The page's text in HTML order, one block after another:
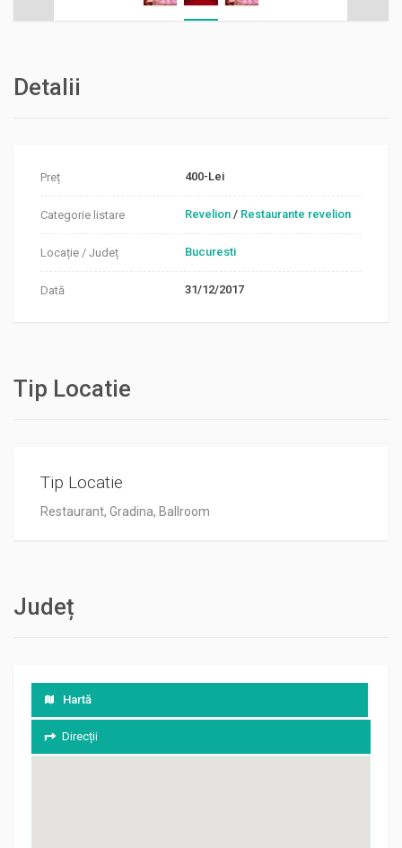
Detalii
Preț 400-Lei
Categorie listare Revelion / Restaurante revelion
Locație / Județ Bucuresti
Dată 31/12/2017
Tip Locatie
Tip Locatie
Restaurant, Gradina, Ballroom
Județ
Hartă
Direcții